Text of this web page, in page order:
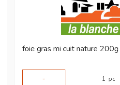
foie gras mi cuit nature 200g
-
1 pc